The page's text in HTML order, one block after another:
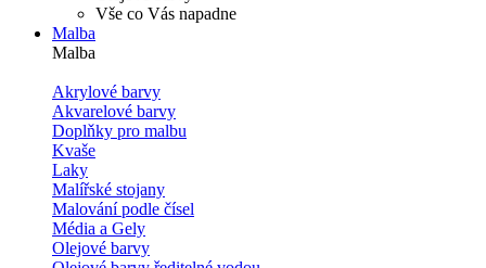
Vše co Vás napadne
Malba
Malba
Akrylové barvy
Akvarelové barvy
Doplňky pro malbu
Kvaše
Laky
Malířské stojany
Malování podle čísel
Média a Gely
Olejové barvy